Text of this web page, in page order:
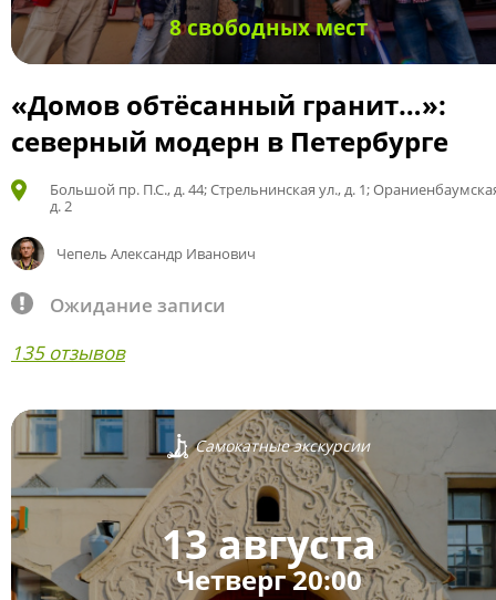
8 свободных мест
«Домов обтёсанный гранит…»:
северный модерн в Петербурге
Большой пр. П.С., д. 44; Стрельнинская ул., д. 1;
д. 2
Чепель Александр Иванович
Ожидание записи
135 отзывов
Самокатные экскурсии
13 августа
Четверг 20:00